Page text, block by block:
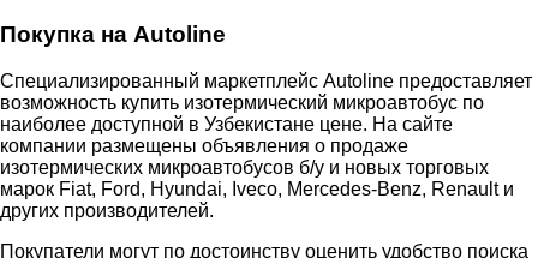
Покупка на Autoline
Специализированный маркетплейс Autoline предоставляет
возможность купить изотермический микроавтобус по
наиболее доступной в Узбекистане цене. На сайте
компании размещены объявления о продаже
изотермических микроавтобусов б/у и новых торговых
марок Fiat, Ford, Hyundai, Iveco, Mercedes-Benz, Renault и
других производителей.
Покупатели могут по достоинству оценить удобство поиска